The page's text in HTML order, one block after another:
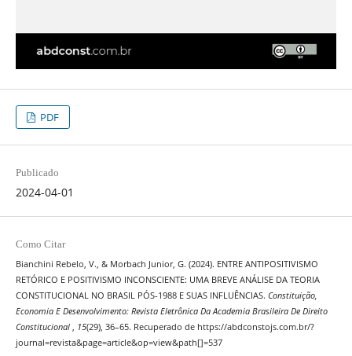
PDF
Publicado
2024-04-01
Como Citar
Bianchini Rebelo, V., & Morbach Junior, G. (2024). ENTRE ANTIPOSITIVISMO
RETÓRICO E POSITIVISMO INCONSCIENTE: UMA BREVE ANÁLISE DA TEORIA
CONSTITUCIONAL NO BRASIL PÓS-1988 E SUAS INFLUÊNCIAS. Constituição,
Economia E Desenvolvimento: Revista Eletrônica Da Academia Brasileira De Direito
Constitucional , 15(29), 36–65. Recuperado de https://abdconstojs.com.br/?
journal=revista&page=article&op=view&path[]=537